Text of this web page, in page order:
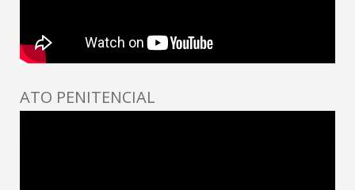
ATO PENITENCIAL